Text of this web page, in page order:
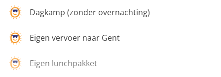
Dagkamp (zonder overnachting)
Eigen vervoer naar Gent
Eigen lunchpakket